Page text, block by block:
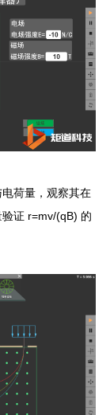
荷量，观察其在
验证 r=mv/(qB) 的